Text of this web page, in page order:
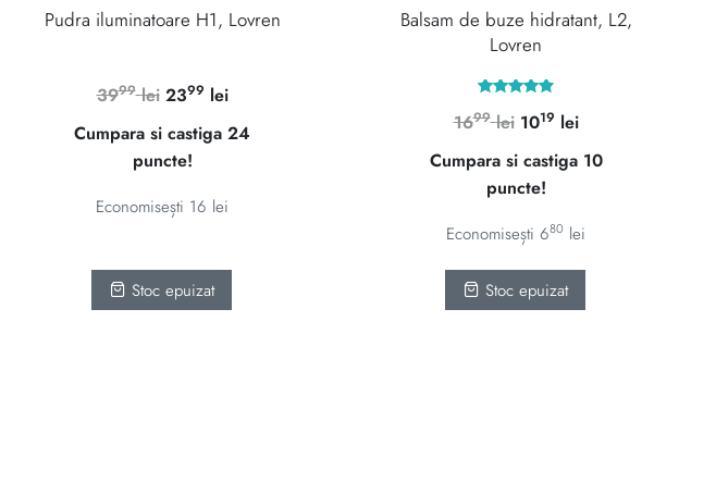
Pudra iluminatoare H1, Lovren
3999 lei Prețul
inițial
a
fost:
3999 lei.
2399 leiPrețul
curent
Cumpara si castiga 24
puncte!
Economisești 16 lei
Stoc epuizat
Balsam de buze hidratant, L2,
Lovren
4.92
din 5
1699 lei Prețul
inițial
fost:
1699 lei.
1019 leiPrețul
curent
este:
Cumpara si castiga 10
puncte!
Economisești 680 lei
Stoc epuizat